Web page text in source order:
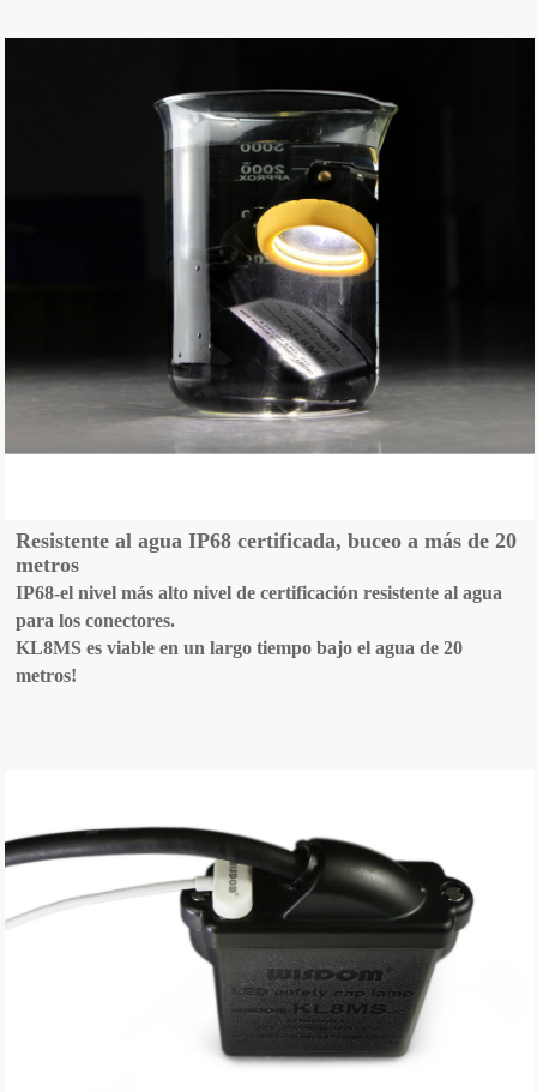
Resistente al agua IP68 certificada, buceo a más de 20
metros
IP68-el nivel más alto nivel de certificación resistente al agua
para los conectores.
KL8MS es viable en un largo tiempo bajo el agua de 20
metros!